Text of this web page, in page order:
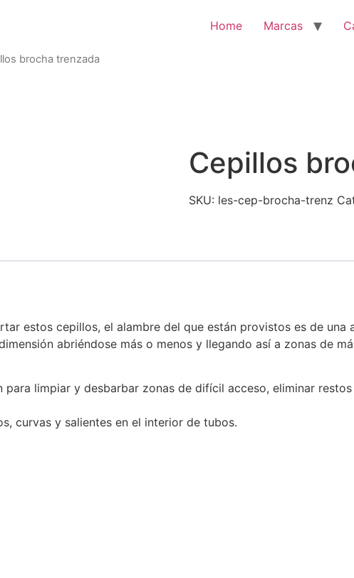
Home Marcas
brocha trenzada
Cepillos
SKU: les-cep-brocha-trenz
estos cepillos, el alambre del que están provistos es de una
abriéndose más o menos y llegando así a zonas de
para limpiar y desbarbar zonas de difícil acceso, eliminar
curvas y salientes en el interior de tubos.